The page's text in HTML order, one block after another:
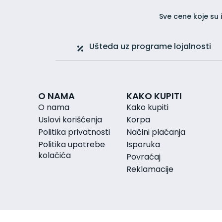
Probiotik za grčeve
Probiotik za migrene
Probiotik za nadutost i gasove
Probiotik za zatvor
Vaginalni probiotik
Varenje i metabolizam
Dijabetes
Hemoroidi
Hormoni
Hrana za posebne namene
Sve cene koje
Ušteda uz programe lojalnosti
O NAMA
O nama
Uslovi korišćenja
Politika privatnosti
Politika upotrebe
kolačića
KAKO KUPITI
Kako kupiti
Korpa
Načini plaćanja
Isporuka
Povraćaj
Reklamacije